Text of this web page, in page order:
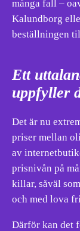
många fall –
Kalundborg
beställningen
Ett
uppfyller
Det är nu
priser mellan
av
prisnivån på
killar, såväl
och med lova
Därför kan det